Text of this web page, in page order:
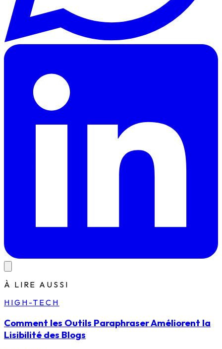
À LIRE AUSSI
HIGH-TECH
Comment les Outils Paraphraser Améliorent la
Lisibilité des Blogs